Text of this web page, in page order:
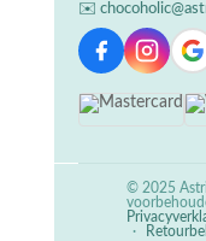
✉️
© 2025
·